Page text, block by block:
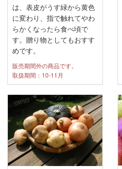
は、表皮がうす緑から黄色
に変わり、指で触れてやわ
らかくなったら食べ頃で
す。贈り物としてもおすす
めです。
販売期間外の商品です。
取扱期間：10-11月